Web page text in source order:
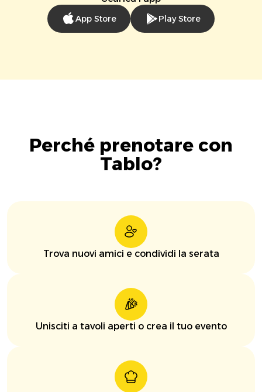
App Store Play Store
Perché prenotare con
Tablo?
Trova nuovi amici e condividi la serata
Unisciti a tavoli aperti o crea il tuo evento